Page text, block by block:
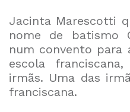
Jacinta Marescotti
nome de batismo
num convento para
escola
irmãs. Uma das
franciscana.